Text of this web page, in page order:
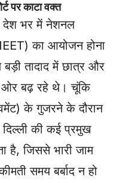
पर काटा वक्त
देश भर में नेशनल
का आयोजन होना
तादाद में छात्र और
ओर बढ़ रहे थे। चूंकि
के गुजरने के दौरान
की कई प्रमुख
है, जिससे भारी जाम
समय बर्बाद न हो